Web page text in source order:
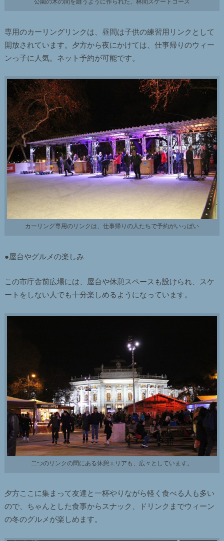
専用のカーリングリンクは、昼間は子供の練習用リンクとして
開放されています。夕方から夜にかけては、仕事帰りのウィー
ンっ子に人気。ネット予約が可能です。
カーリング専用のリンクは、仕事帰りの人たちで予約がいっぱい
●屋台やグルメの楽しみ
この市庁舎前広場には、屋台や休憩スペースも設けられ、スケ
ートをしない人でも十分楽しめるようになっています。
二つのリンクの間にある休憩エリアも、広々としています。
夕方ここに集まって友達と一杯やりながら軽く食べる人も多い
ので、ちゃんとした食事からスナック、ドリンクまでウィーン
の冬のグルメが楽しめます。